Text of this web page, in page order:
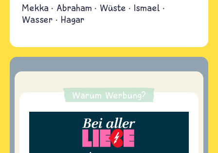
Mekka Abraham Wüste
Ismael
Wasser
Hagar
Warum Werbung?